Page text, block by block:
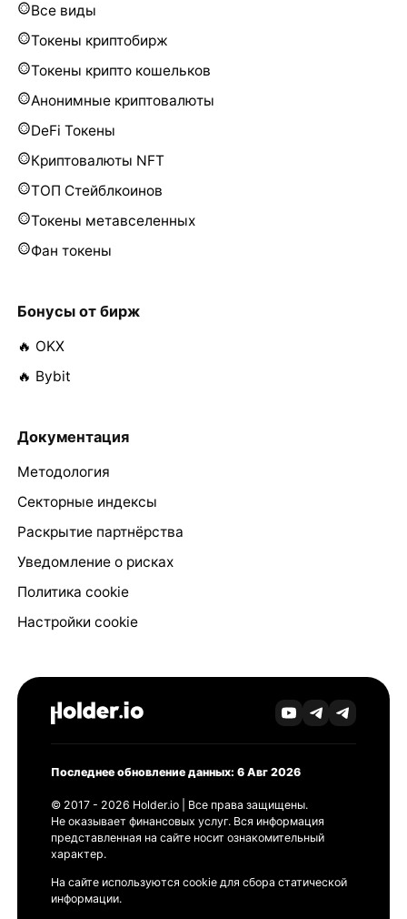
Все виды
Токены криптобирж
Токены крипто кошельков
Анонимные криптовалюты
DeFi Токены
Криптовалюты NFT
ТОП Стейблкоинов
Токены метавселенных
Фан токены
Бонусы от бирж
🔥 OKX
🔥 Bybit
Документация
Методология
Секторные индексы
Раскрытие партнёрства
Уведомление о рисках
Политика cookie
Настройки cookie
Последнее обновление данных: 6 Авг 2026
© 2017 - 2026 Holder.io | Все права защищены.
Не оказывает финансовых услуг. Вся информация
представленная на сайте носит ознакомительный
характер.
На сайте используются cookie для сбора статической
информации.